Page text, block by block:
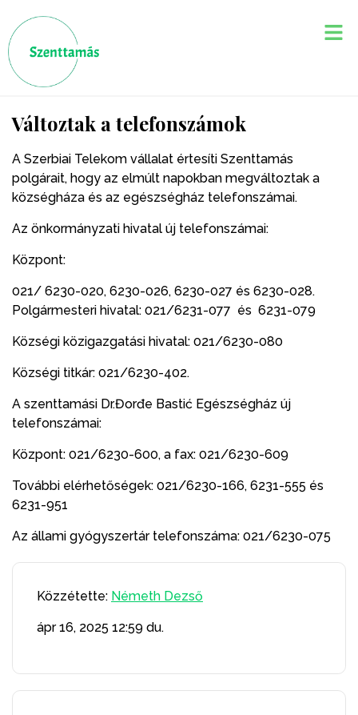
Változtak a telefonszámok
A Szerbiai Telekom vállalat értesíti Szenttamás
polgárait, hogy az elmúlt napokban megváltoztak a
községháza és az egészségház telefonszámai.
Az önkormányzati hivatal új telefonszámai:
Központ:
021/ 6230-020, 6230-026, 6230-027 és 6230-028.
Polgármesteri hivatal: 021/6231-077 és 6231-079
Községi közigazgatási hivatal: 021/6230-080
Községi titkár: 021/6230-402.
A szenttamási Dr.Đorđe Bastić Egészségház új
telefonszámai:
Központ: 021/6230-600, a fax: 021/6230-609
További elérhetőségek: 021/6230-166, 6231-555 és
6231-951
Az állami gyógyszertár telefonszáma: 021/6230-075
Közzétette: Németh Dezső
ápr 16, 2025 12:59 du.